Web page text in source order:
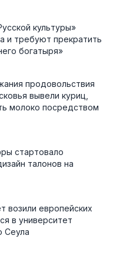
культуры»
и требуют прекратить
богатыря»
продовольствия
вывели куриц,
молоко посредством
стартовало
талонов на
возили европейских
в университет
Сеула